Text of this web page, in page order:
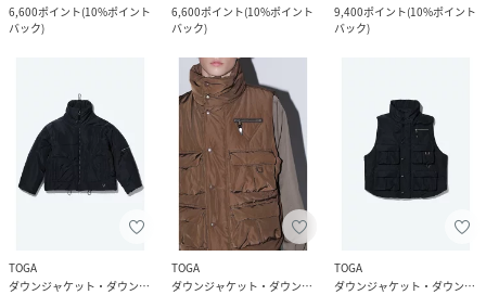
6,600ポイント(10%ポイント
バック)
6,600ポイント(10%ポイント
バック)
9,400ポイント(10%ポイント
バック)
TOGA
ダウンジャケット・ダウンベスト
TOGA
ダウンジャケット・ダウンベスト
TOGA
ダウンジャケット・ダウンベスト